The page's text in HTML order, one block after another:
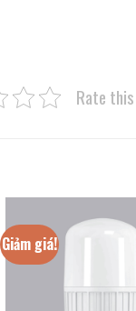
Rate
Giảm giá!